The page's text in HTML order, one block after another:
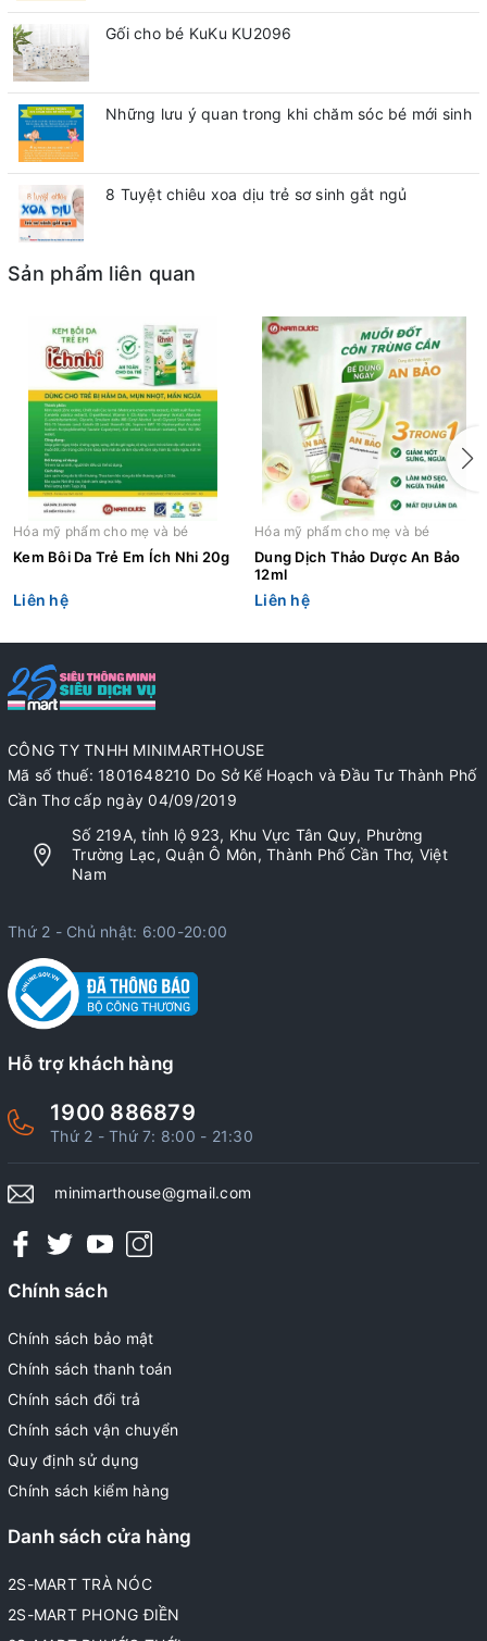
Gối cho bé KuKu KU2096
Những lưu ý quan trong khi chăm sóc bé mới sinh
8 Tuyệt chiêu xoa dịu trẻ sơ sinh gắt ngủ
Sản phẩm liên quan
Hóa mỹ phẩm cho mẹ và bé
Kem Bôi Da Trẻ Em Ích Nhi 20g
Liên hệ
Hóa mỹ phẩm cho mẹ và bé
Dung Dịch Thảo Dược An Bảo
12ml
Liên hệ
CÔNG TY TNHH MINIMARTHOUSE
Mã số thuế: 1801648210 Do Sở Kế Hoạch và Đầu Tư Thành Phố
Cần Thơ cấp ngày 04/09/2019
Số 219A, tỉnh lộ 923, Khu Vực Tân Quy, Phường
Trường Lạc, Quận Ô Môn, Thành Phố Cần Thơ, Việt
Nam
Thứ 2 - Chủ nhật: 6:00-20:00
Hỗ trợ khách hàng
1900 886879
Thứ 2 - Thứ 7: 8:00 - 21:30
minimarthouse@gmail.com
Chính sách
Chính sách bảo mật
Chính sách thanh toán
Chính sách đổi trả
Chính sách vận chuyển
Quy định sử dụng
Chính sách kiểm hàng
Danh sách cửa hàng
2S-MART TRÀ NÓC
2S-MART PHONG ĐIỀN